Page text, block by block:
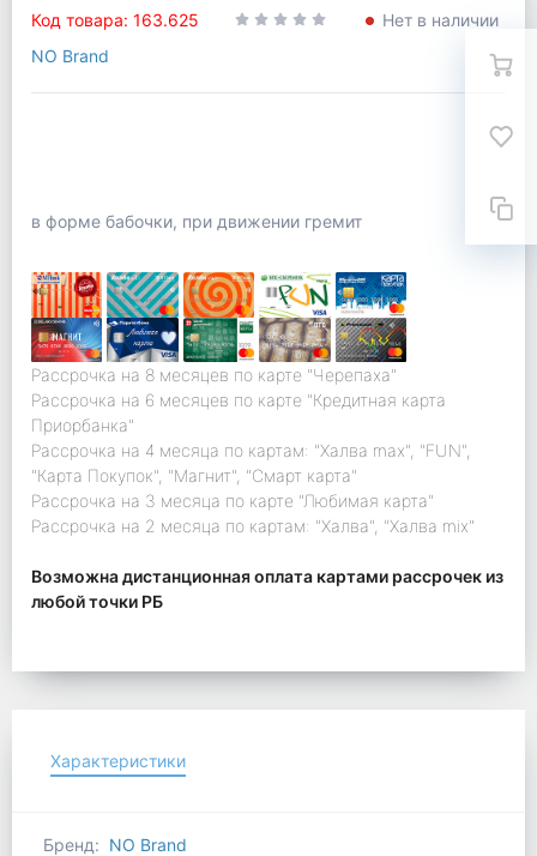
Код товара: 163.625
Нет в наличии
NO Brand
в форме бабочки, при движении гремит
Рассрочка на 8 месяцев по карте "Черепаха"
Рассрочка на 6 месяцев по карте "Кредитная карта
Приорбанка"
Рассрочка на 4 месяца по картам: "Халва max", "FUN",
"Карта Покупок", "Магнит", "Смарт карта"
Рассрочка на 3 месяца по карте "Любимая карта"
Рассрочка на 2 месяца по картам: "Халва", "Халва mix"
Возможна дистанционная оплата картами рассрочек из
любой точки РБ
Характеристики
Бренд: NO Brand